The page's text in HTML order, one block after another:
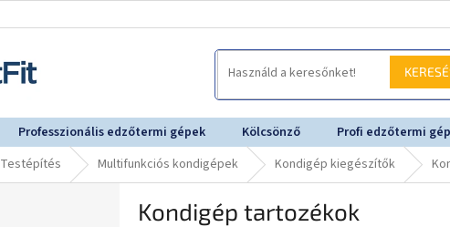
Professzionális edzőtermi gépek Kölcsönző Profi edzőtermi
Testépítés Multifunkciós kondigépek Kondigép kiegészítők
Kondigép tartozékok